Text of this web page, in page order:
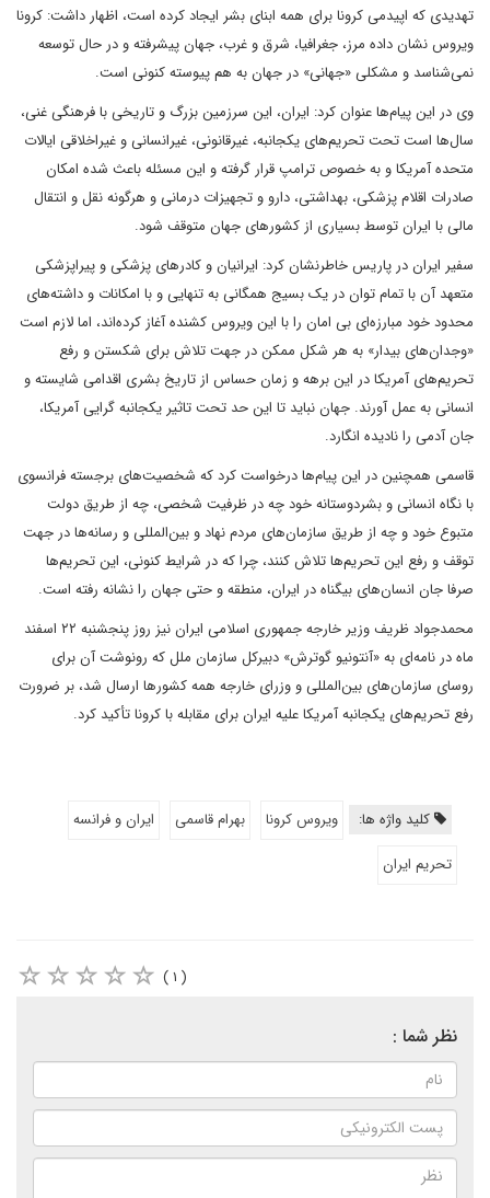
تهدیدی که اپیدمی کرونا برای همه ابنای بشر ایجاد کرده است، اظهار داشت: کرونا
ویروس نشان داده مرز، جغرافیا، شرق و غرب، جهان پیشرفته و در حال توسعه
نمی‌شناسد و مشکلی «جهانی» در جهان به هم پیوسته کنونی است.
وی در این پیام‌ها عنوان کرد: ایران، این سرزمین بزرگ و تاریخی با فرهنگی غنی،
سال‌ها است تحت تحریم‌های یکجانبه، غیرقانونی، غیرانسانی و غیراخلاقی ایالات
متحده آمریکا و به خصوص ترامپ قرار گرفته و این مسئله باعث شده امکان
صادرات اقلام پزشکی، بهداشتی، دارو و تجهیزات درمانی و هرگونه نقل و انتقال
مالی با ایران توسط بسیاری از کشورهای جهان متوقف شود.
سفیر ایران در پاریس خاطرنشان کرد: ایرانیان و کادرهای پزشکی و پیراپزشکی
متعهد آن با تمام توان در یک بسیج همگانی به تنهایی و با امکانات و داشته‌های
محدود خود مبارزه‌ای بی امان را با این ویروس کشنده آغاز کرده‌اند، اما لازم است
«وجدان‌های بیدار» به هر شکل ممکن در جهت تلاش برای شکستن و رفع
تحریم‌های آمریکا در این برهه و زمان حساس از تاریخ بشری اقدامی شایسته و
انسانی به عمل آورند. جهان نباید تا این حد تحت تاثیر یکجانبه گرایی آمریکا،
جان آدمی را نادیده انگارد.
قاسمی همچنین در این پیام‌ها درخواست کرد که شخصیت‌های برجسته فرانسوی
با نگاه انسانی و بشردوستانه خود چه در ظرفیت شخصی، چه از طریق دولت
متبوع خود و چه از طریق سازمان‌های مردم نهاد و بین‌المللی و رسانه‌ها در جهت
توقف و رفع این تحریم‌ها تلاش کنند، چرا که در شرایط کنونی، این تحریم‌ها
صرفا جان انسان‌های بیگناه در ایران، منطقه و حتی جهان را نشانه رفته است.
محمدجواد ظریف وزیر خارجه جمهوری اسلامی ایران نیز روز پنجشنبه ۲۲ اسفند
ماه در نامه‌ای به «آنتونیو گوترش» دبیرکل سازمان ملل که رونوشت آن برای
روسای سازمان‌های بین‌المللی و وزرای خارجه همه کشورها ارسال شد، بر ضرورت
رفع تحریم‌های یکجانبه آمریکا علیه ایران برای مقابله با کرونا تأکید کرد.
کلید واژه ها: ویروس کرونا بهرام قاسمی
ایران و فرانسه
تحریم ایران
( ۱ )
نظر شما :